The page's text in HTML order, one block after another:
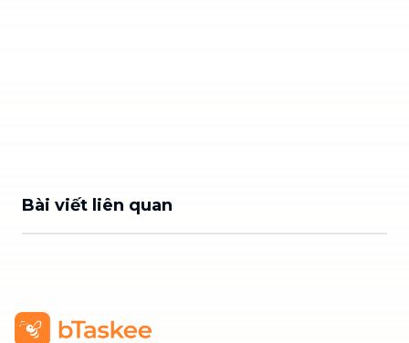
Bài viết liên quan